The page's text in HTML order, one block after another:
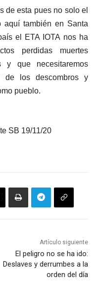
de esta pues no solo el
también en Santa
el ETA IOTA nos ha
perdidas muertes
y que necesitaremos
de los descombros y
pueblo.
SB 19/11/20
Artículo siguiente
El peligro no se ha ido:
Deslaves y derrumbes a la
orden del día